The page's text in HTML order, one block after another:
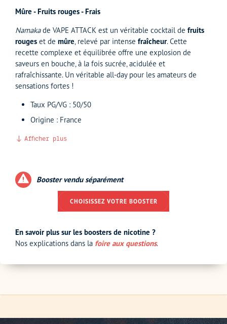
Mûre - Fruits rouges - Frais
Namakade VAPE ATTACK est un véritable cocktail de fruits
rouges et de mûre, relevé par intense fraîcheur. Cette
recette complexe et équilibrée offre une explosion de
saveurs en bouche, à la fois sucrée, acidulée et
rafraîchissante. Un véritable all-day pour les amateurs de
sensations fortes !
Taux PG/VG : 50/50
Origine : France
Afficher plus
Booster vendu séparément
CHOISISSEZ VOTRE BOOSTER
En savoir plus sur les boosters de nicotine ?
Nos explications dans la foire aux questions.